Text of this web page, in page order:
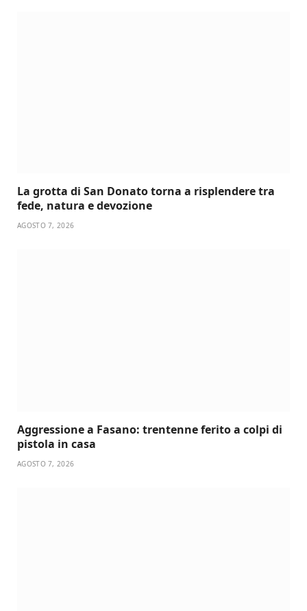
La grotta di San Donato torna a risplendere tra
fede, natura e devozione
AGOSTO 7, 2026
Aggressione a Fasano: trentenne ferito a colpi di
pistola in casa
AGOSTO 7, 2026